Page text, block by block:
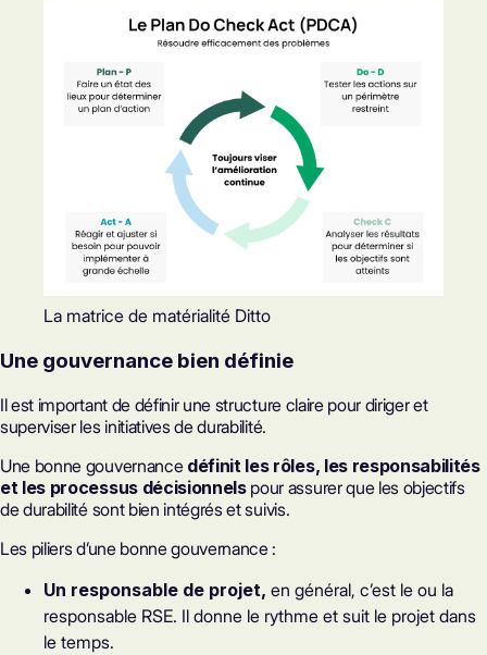
La matrice de matérialité Ditto
Une gouvernance bien définie
Il est important de définir une structure claire pour diriger et
superviser les initiatives de durabilité.
Une bonne gouvernance définit les rôles, les responsabilités
et les processus décisionnelspour assurer que les objectifs
de durabilité sont bien intégrés et suivis.
Les piliers d’une bonne gouvernance :
Un responsable de projet, en général, c’est le ou la
responsable RSE. Il donne le rythme et suit le projet dans
le temps.